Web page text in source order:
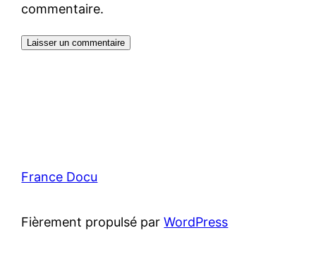
commentaire.
France Docu
Fièrement propulsé parWordPress